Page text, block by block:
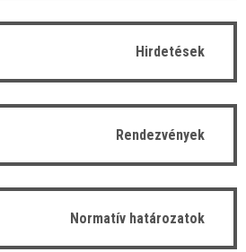
Hirdetések
Rendezvények
Normatív határozatok